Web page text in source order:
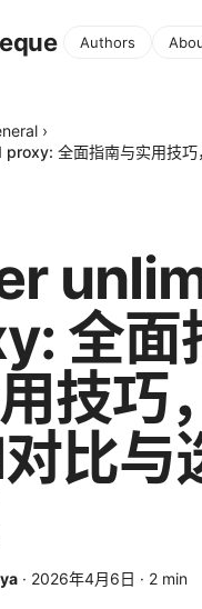
Authors
›
全面指南与实用技巧
全面
技巧，
比与
· 2026年4月6日 · 2 min